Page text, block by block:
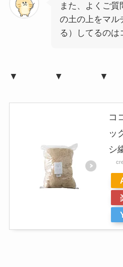
また、よくご
の土の上をマル
る）してるのは
▼ ▼ ▼
コ
ッ
シ